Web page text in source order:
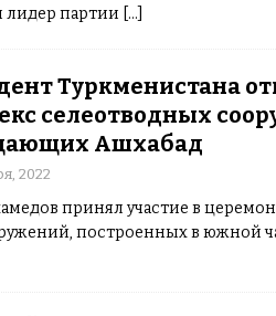
типа:1 тип – это
встречается гораздо чаще,
лидер партии […]
Туркменистана
селеотводных
Ашхабад
2022
принял участие в
построенных в южной